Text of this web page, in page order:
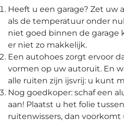
Heeft u een garage? Zet uw
als de temperatuur onder
niet goed binnen de garage
er niet zo makkelijk.
Een autohoes zorgt ervoor
vormen op uw autoruit. En
alle ruiten zijn ijsvrij: u kunt
Nog goedkoper: schaf een
aan! Plaatst u het folie
ruitenwissers, dan voorkomt